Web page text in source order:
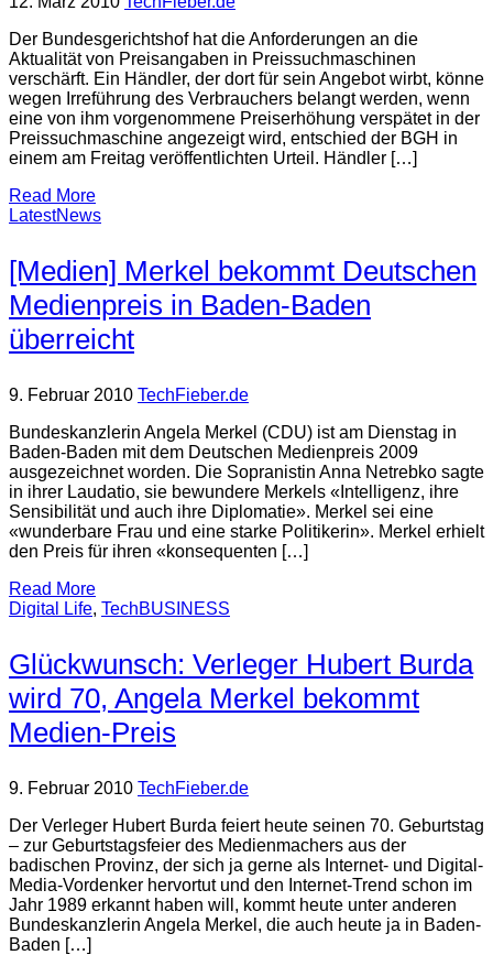
Der Bundesgerichtshof hat die Anforderungen an die
Aktualität von Preisangaben in Preissuchmaschinen
verschärft. Ein Händler, der dort für sein Angebot wirbt, könne
wegen Irreführung des Verbrauchers belangt werden, wenn
eine von ihm vorgenommene Preiserhöhung verspätet in der
Preissuchmaschine angezeigt wird, entschied der BGH in
einem am Freitag veröffentlichten Urteil. Händler […]
Read More
LatestNews
[Medien] Merkel bekommt Deutschen
Medienpreis in Baden-Baden
überreicht
9. Februar 2010 TechFieber.de
Bundeskanzlerin Angela Merkel (CDU) ist am Dienstag in
Baden-Baden mit dem Deutschen Medienpreis 2009
ausgezeichnet worden. Die Sopranistin Anna Netrebko sagte
in ihrer Laudatio, sie bewundere Merkels «Intelligenz, ihre
Sensibilität und auch ihre Diplomatie». Merkel sei eine
«wunderbare Frau und eine starke Politikerin». Merkel erhielt
den Preis für ihren «konsequenten […]
Read More
Digital Life, TechBUSINESS
Glückwunsch: Verleger Hubert Burda
wird 70, Angela Merkel bekommt
Medien-Preis
9. Februar 2010 TechFieber.de
Der Verleger Hubert Burda feiert heute seinen 70. Geburtstag
– zur Geburtstagsfeier des Medienmachers aus der
badischen Provinz, der sich ja gerne als Internet- und Digital-
Media-Vordenker hervortut und den Internet-Trend schon im
Jahr 1989 erkannt haben will, kommt heute unter anderen
Bundeskanzlerin Angela Merkel, die auch heute ja in Baden-
Baden […]